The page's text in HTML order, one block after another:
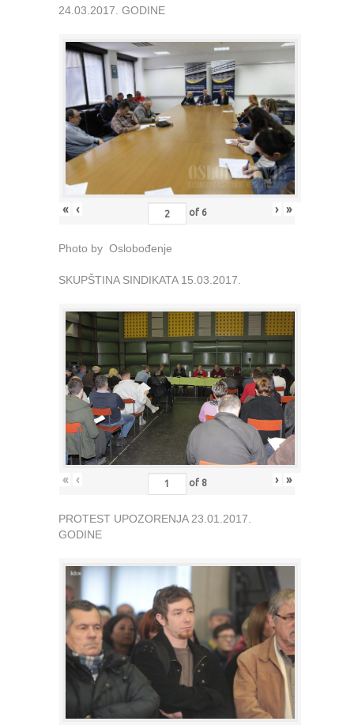
24.03.2017. GODINE
« ‹ of 6 › »
Photo by Oslobođenje
SKUPŠTINA SINDIKATA 15.03.2017.
« ‹ of 8 › »
PROTEST UPOZORENJA 23.01.2017.
GODINE